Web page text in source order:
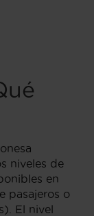
niveles de
en
pasajeros o
El nivel